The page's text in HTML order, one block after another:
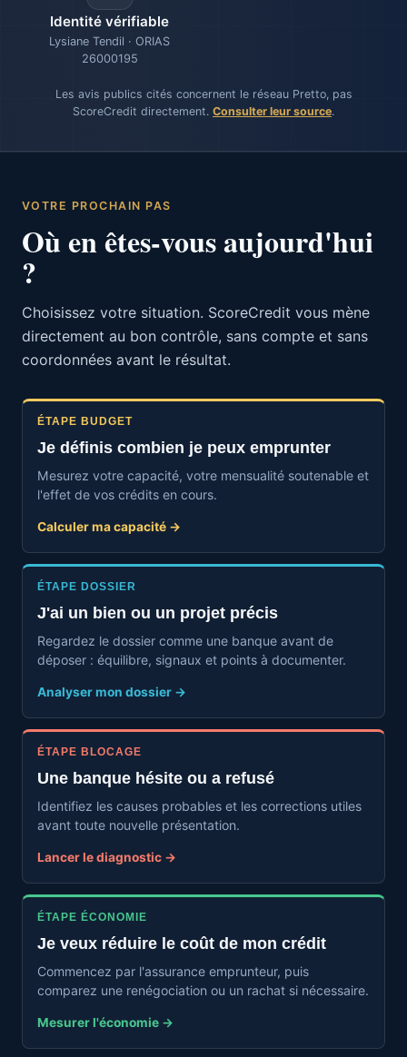
Identité vérifiable
Lysiane Tendil · ORIAS
26000195
Les avis publics cités concernent le réseau Pretto, pas
ScoreCredit directement. Consulter leur source.
VOTRE PROCHAIN PAS
Où en êtes-vous aujourd'hui
?
Choisissez votre situation. ScoreCredit vous mène
directement au bon contrôle, sans compte et sans
coordonnées avant le résultat.
ÉTAPE BUDGET
Je définis combien je peux emprunter
Mesurez votre capacité, votre mensualité soutenable et
l'effet de vos crédits en cours.
Calculer ma capacité →
ÉTAPE DOSSIER
J'ai un bien ou un projet précis
Regardez le dossier comme une banque avant de
déposer : équilibre, signaux et points à documenter.
Analyser mon dossier →
ÉTAPE BLOCAGE
Une banque hésite ou a refusé
Identifiez les causes probables et les corrections utiles
avant toute nouvelle présentation.
Lancer le diagnostic →
ÉTAPE ÉCONOMIE
Je veux réduire le coût de mon crédit
Commencez par l'assurance emprunteur, puis
comparez une renégociation ou un rachat si nécessaire.
Mesurer l'économie →